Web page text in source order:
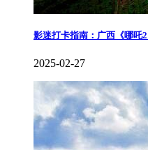
影迷打卡指南：广西《哪吒
2025-02-27